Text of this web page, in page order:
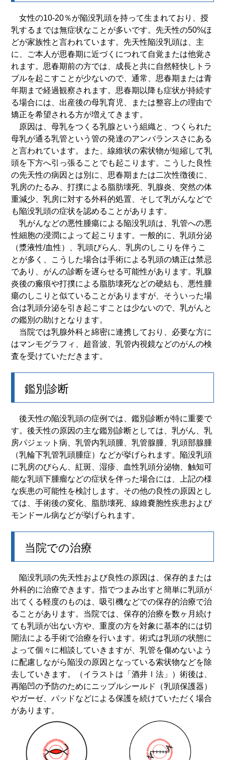
女性の10-20％が陥没乳頭を持って生まれており、授
乳するまでは無症状なことが多いです。先天性の50%ほ
どが家族性と言われています。先天性陥没乳頭は、主
に、ご本人が思春期に近づくにつれて自覚または他覚さ
れます。思春期前の方では、成長と共に自然軽快しトラ
ブルを起こすことが少ないので、通常、思春期または青
年期まで経過観察されます。思春期以降も症状が持続す
る場合には、出産後の母乳育児、または整容上の理由で
矯正を希望される方が増えてきます。
原因は、母乳をつくる乳腺という組織と、つくられた
母乳が通る乳管という管の発達のアンバランスさにある
と言われています。また、線維状の索状物が短縮して乳
頭を下方へ引っ張ることでも起こります。こうした良性
の先天性の病因とは別に、思春期または二次性徴後に、
乳房のたるみ、打撲による脂肪壊死、乳腺炎、突然の体
重減少、乳房に対する外科的処置、そして乳がんなどで
も陥没乳頭の症状を認めることがあります。
乳がんなどの悪性腫瘍による陥没乳頭は、乳管への悪
性細胞の浸潤によって起こります。一般的に、乳頭分泌
（漿液性/血性）、乳頭びらん、乳房のしこりを伴うこ
とが多く、こうした場合は手術による乳頭の矯正は禁忌
であり、がんの診断を遅らせる可能性があります。乳腺
炎後の瘢痕や打撲による脂肪壊死などの硬結も、悪性腫
瘍のしこりと似ていることがありますが、そういった場
合は乳頭分泌を引き起こすことは少ないので、乳がんと
の鑑別の助けとなります。
当院では乳腺外科と綿密に連携しており、必要な方に
はマンモグラフィ、超音波、乳管内視鏡などのがんの検
査を受けていただきます。
鑑別診断
後天性の陥没乳頭の症例では、鑑別診断が特に重要で
す。後天性の原因の主な鑑別診断としては、乳がん、乳
房パジェット病、乳管内乳頭腫、乳管腺腫、乳頭部腺腫
（乳輪下乳管乳頭腫症）などが挙げられます。陥没乳頭
に乳房のびらん、紅斑、湿疹、血性乳頭分泌物、触知可
能な乳頭下腫瘤などの症状を伴った場合には、上記の様
な疾患の可能性を検討します。その他の良性の原因とし
ては、手術後の変化、脂肪壊死、線維嚢胞性疾患および
モンドール病などが挙げられます。
当院での治療
陥没乳頭の先天性および良性の原因は、保存的または
外科的に治療できます。指でつまみ出すと簡単に乳頭が
出てくる軽度のものは、吸引機などでの保存的治療で治
ることがあります。当院では、保存的治療を数ヶ月続け
ても乳頭が出ない方や、重度の方を対象に基本的には切
開法による手術で治療を行います。術式は乳頭の状態に
よって個々に相談していきますが、乳管を傷めないよう
に配慮しながら陥没の原因となっている索状物などを除
去していきます。（イラストは「酒井Ⅰ法」）術後は、
再陥凹の予防のためにニップルシールド（乳頭保護器）
やガーゼ、パッドなどによる保護を続けていただく場合
があります。